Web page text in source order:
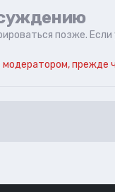
позже. Если
прежде